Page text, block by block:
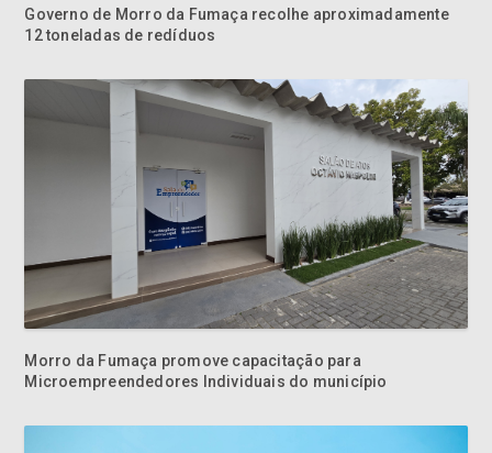
Governo de Morro da Fumaça recolhe aproximadamente
12 toneladas de redíduos
Morro da Fumaça promove capacitação para
Microempreendedores Individuais do município